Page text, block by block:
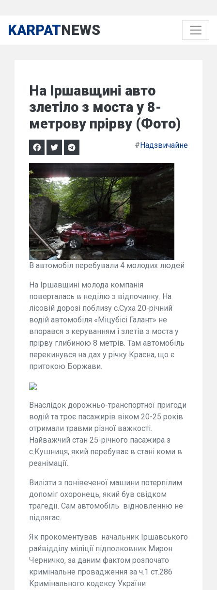
KARPATNEWS
На Іршавщині авто
злетіло з моста у 8-
метрову прірву (Фото)
#Надзвичайне
В автомобіл перебували 4 молодих людей
На Іршавщині молода компанія
поверталась в неділю з відпочинку. На
лісовій дорозі поблизу с.Суха 20-річний
водій автомобіля «Міцубісі Галант» не
впорався з керуванням і злетів з моста у
прірву глибиною 8 метрів. Там автомобіль
перекинувся на дах у річку Красна, що є
притокою Боржави.
Внаслідок дорожньо-транспортної пригоди
водій та троє пасажирів віком 20-25 років
отримали травми різної важкості.
Найважчий стан 25-річного пасажира з
с.Кушниця, який перебуває в стані коми в
реанімації.
Вилізти з понівеченої машини потерпілим
допоміг охоронець, який був свідком
трагедії. Сам автомобіль відновленню не
підлягає.
Як прокоментував начальник Іршавського
райвідділу міліції підполковник Мирон
Черничко, за даним фактом розпочато
кримінальне провадження за ч.1 ст.286
Кримінального кодексу України